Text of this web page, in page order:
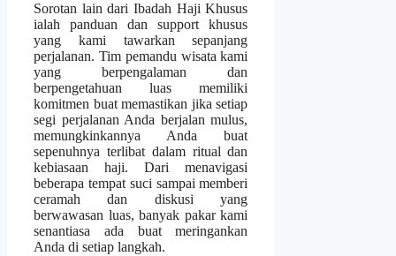
Sorotan lain dari Ibadah Haji Khusus
ialah panduan dan support khusus
yang kami tawarkan sepanjang
perjalanan. Tim pemandu wisata kami
yang berpengalaman dan
berpengetahuan luas memiliki
komitmen buat memastikan jika setiap
segi perjalanan Anda berjalan mulus,
memungkinkannya Anda buat
sepenuhnya terlibat dalam ritual dan
kebiasaan haji. Dari menavigasi
beberapa tempat suci sampai memberi
ceramah dan diskusi yang
berwawasan luas, banyak pakar kami
senantiasa ada buat meringankan
Anda di setiap langkah.